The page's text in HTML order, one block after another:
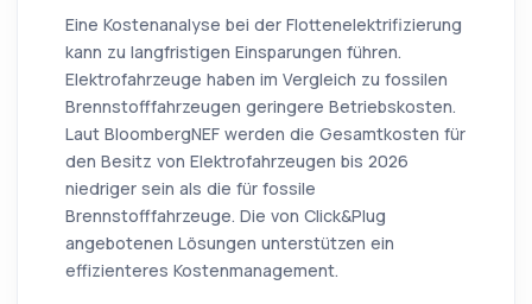
Eine Kostenanalyse bei der Flottenelektrifizierung
kann zu langfristigen Einsparungen führen.
Elektrofahrzeuge haben im Vergleich zu fossilen
Brennstofffahrzeugen geringere Betriebskosten.
Laut BloombergNEF werden die Gesamtkosten für
den Besitz von Elektrofahrzeugen bis 2026
niedriger sein als die für fossile
Brennstofffahrzeuge. Die von Click&Plug
angebotenen Lösungen unterstützen ein
effizienteres Kostenmanagement.